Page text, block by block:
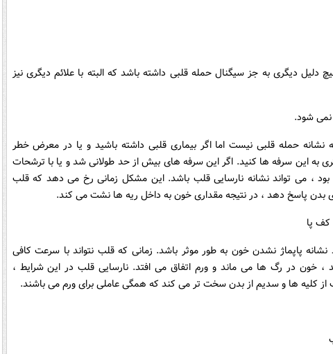
دلیل دیگری به جز سیگنال حمله قلبی داشته باشد که البته با علائم دیگری نیز
نشانه حمله قلبی نیست اما اگر بیماری قلبی داشته باشید و یا در معرض خطر
به این سرفه ها کنید. اگر این سرفه های بیش از حد طولانی شد و یا با ترشحات
، می تواند نشانه نارسایی قلب باشد. این مشکل زمانی رخ می دهد که قلب
بدن پاسخ دهد ، در نتیجه مقداری خون به داخل ریه ها نشت می کند.
پاپماژ نشدن خون به طور موثر باشد. زمانی که قلب نتواند با سرعت کافی
، خون در رگ ها می ماند و ورم اتفاق می افتد. نارسایی قلب در این شرایط ،
از کلیه ها و سدیم از بدن سخت تر می کند که همگی عاملی برای ورم می باشند.